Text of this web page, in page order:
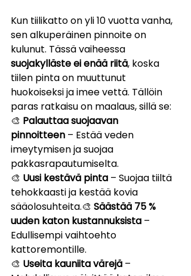
Kun tiilikatto on yli 10 vuotta vanha,
sen alkuperäinen pinnoite on
kulunut. Tässä vaiheessa
suojakylläste ei enää riitä, koska
tiilen pinta on muuttunut
huokoiseksi ja imee vettä. Tällöin
paras ratkaisu on maalaus, sillä se:
🎨 Palauttaa suojaavan
pinnoitteen – Estää veden
imeytymisen ja suojaa
pakkasrapautumiselta.
🎨 Uusi kestävä pinta – Suojaa tiiltä
tehokkaasti ja kestää kovia
sääolosuhteita.🎨 Säästää 75 %
uuden katon kustannuksista –
Edullisempi vaihtoehto
kattoremontille.
🎨 Useita kauniita värejä –